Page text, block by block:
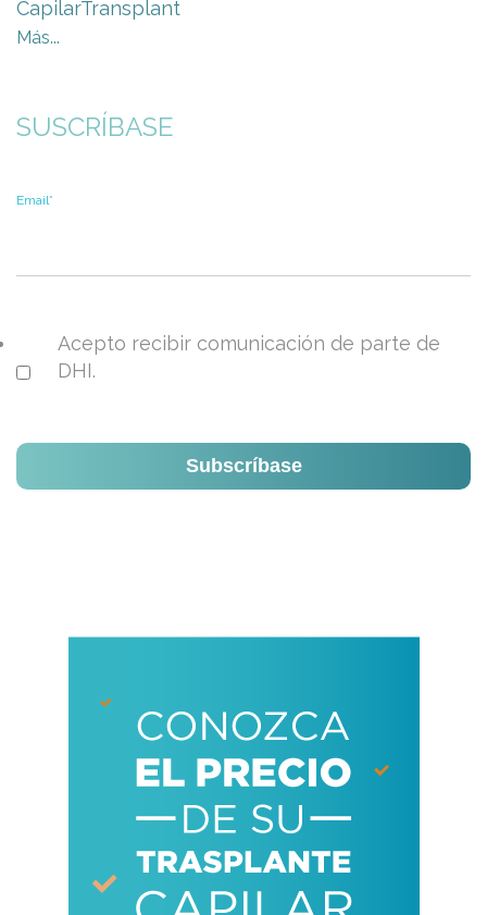
CapilarTransplant
Más...
SUSCRÍBASE
Email*
Acepto recibir comunicación de parte de
DHI.